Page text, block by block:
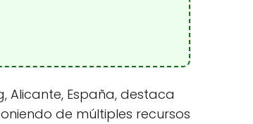
Alicante, España, destaca
de múltiples recursos